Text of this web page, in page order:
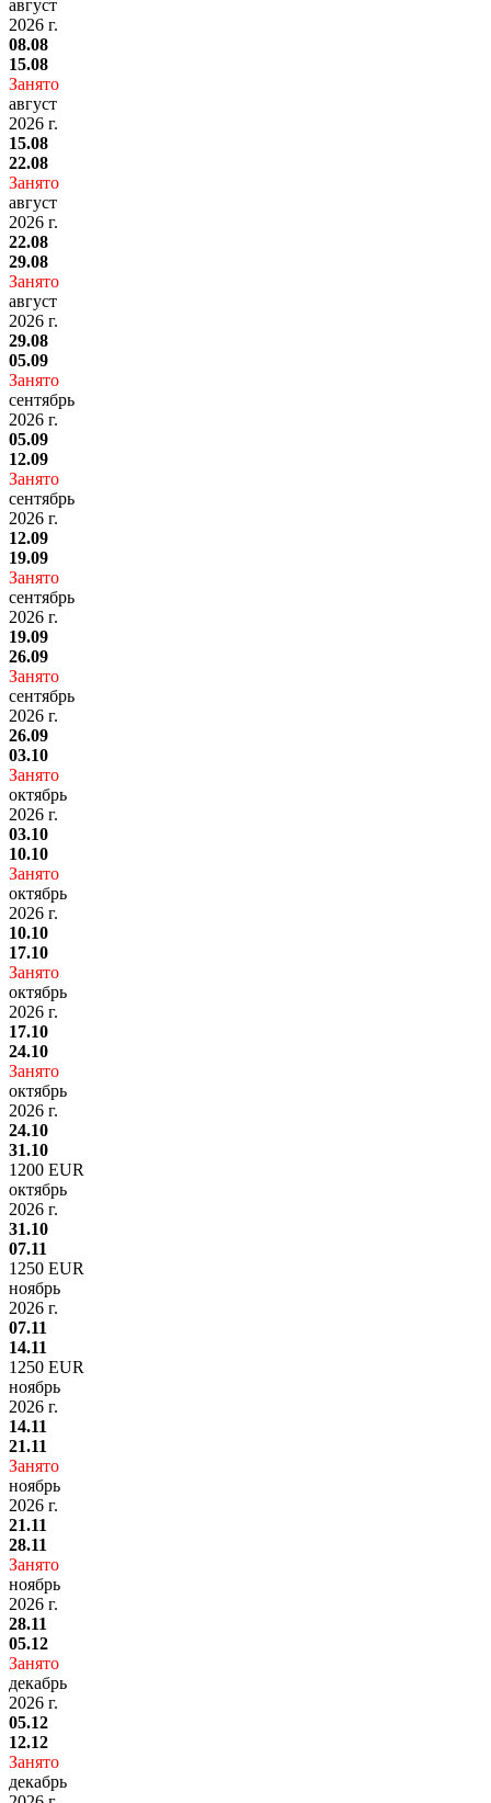
август
2026 г.
08.08
15.08
Занято
август
2026 г.
15.08
22.08
Занято
август
2026 г.
22.08
29.08
Занято
август
2026 г.
29.08
05.09
Занято
сентябрь
2026 г.
05.09
12.09
Занято
сентябрь
2026 г.
12.09
19.09
Занято
сентябрь
2026 г.
19.09
26.09
Занято
сентябрь
2026 г.
26.09
03.10
Занято
октябрь
2026 г.
03.10
10.10
Занято
октябрь
2026 г.
10.10
17.10
Занято
октябрь
2026 г.
17.10
24.10
Занято
октябрь
2026 г.
24.10
31.10
1200 EUR
октябрь
2026 г.
31.10
07.11
1250 EUR
ноябрь
2026 г.
07.11
14.11
1250 EUR
ноябрь
2026 г.
14.11
21.11
Занято
ноябрь
2026 г.
21.11
28.11
Занято
ноябрь
2026 г.
28.11
05.12
Занято
декабрь
2026 г.
05.12
12.12
Занято
декабрь